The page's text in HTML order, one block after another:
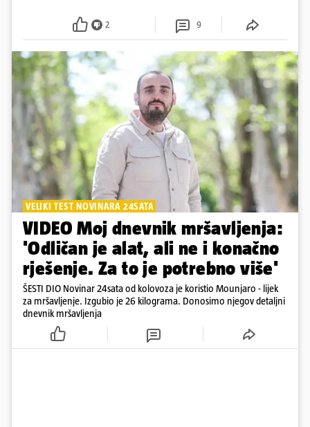
2 9
VELIKI TEST NOVINARA 24SATA
VIDEO Moj dnevnik mršavljenja:
'Odličan je alat, ali ne i konačno
rješenje. Za to je potrebno više'
ŠESTI DIO Novinar 24sata od kolovoza je koristio Mounjaro - lijek
za mršavljenje. Izgubio je 26 kilograma. Donosimo njegov detaljni
dnevnik mršavljenja